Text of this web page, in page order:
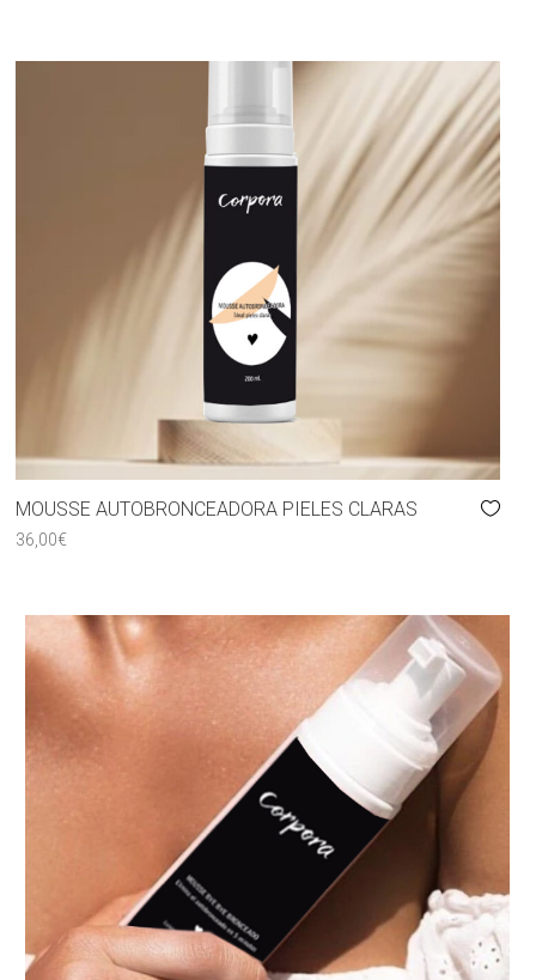
MOUSSE AUTOBRONCEADORA PIELES CLARAS
36,00€